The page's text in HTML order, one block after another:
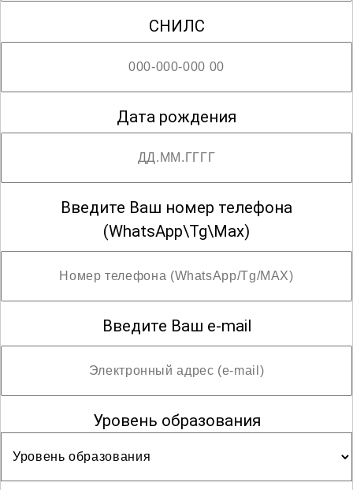
СНИЛС
Дата рождения
Введите Ваш номер телефона
(WhatsApp\Tg\Max)
Введите Ваш e-mail
Уровень образования